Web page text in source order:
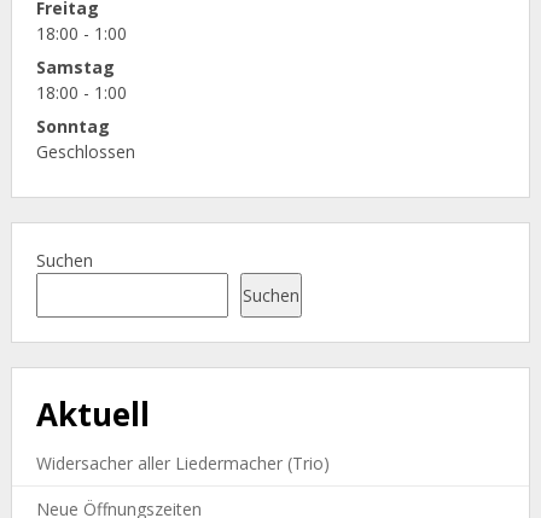
Freitag
18:00 - 1:00
Samstag
18:00 - 1:00
Sonntag
Geschlossen
Suchen
Suchen
Aktuell
Widersacher aller Liedermacher (Trio)
Neue Öffnungszeiten